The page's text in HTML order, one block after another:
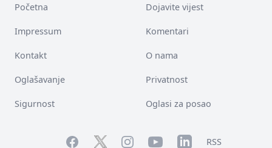
Početna Dojavite vijest
Impressum Komentari
Kontakt O nama
Oglašavanje Privatnost
Sigurnost Oglasi za posao
FacebookTwitterInstagramYouTubeLinkedInRSS